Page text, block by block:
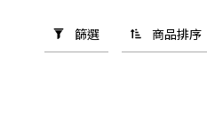
篩選 商品排序